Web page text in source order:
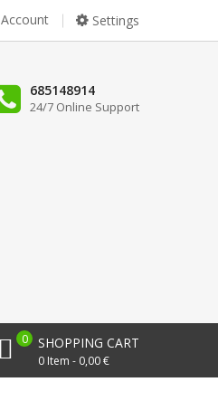
Settings
Account
685148914
24/7 Online Support
SHOPPING CART
0 Item - 0,00 €
0